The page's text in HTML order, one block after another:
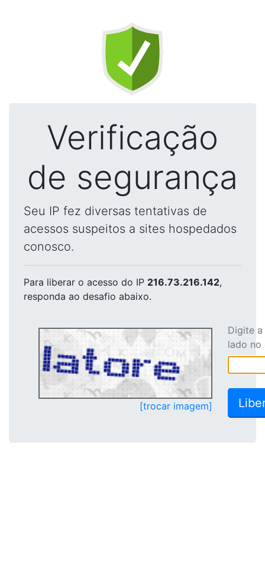
Verificação
de segurança
Seu IP fez diversas tentativas de
acessos suspeitos a sites hospedados
conosco.
Para liberar o acesso do IP 216.73.216.142,
responda ao desafio abaixo.
[trocar imagem]
Digite
lado no